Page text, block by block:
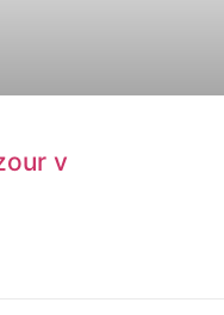
v